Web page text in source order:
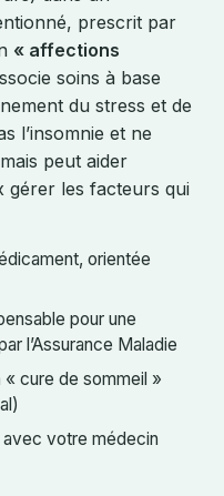
prescrit par
« affections
soins à base
du stress et de
l’insomnie et ne
peut aider
gérer les facteurs qui
orientée
pour une
l’Assurance Maladie
cure de sommeil »
votre médecin